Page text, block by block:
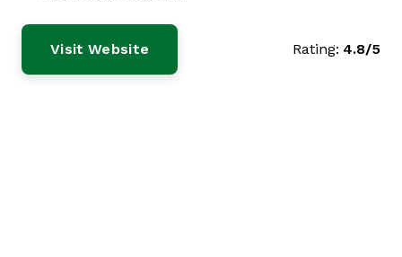
Visit Website Rating: 4.8/5